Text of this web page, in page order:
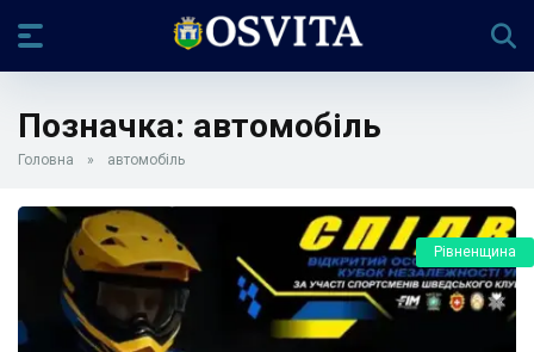
Позначка: автомобіль
Головна » автомобіль
Рівненщина